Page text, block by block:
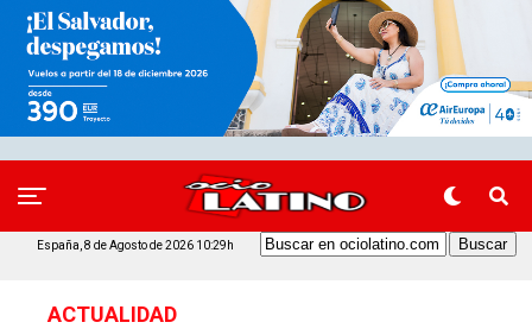
España, 8 de Agosto de 2026 10:29h
ACTUALIDAD